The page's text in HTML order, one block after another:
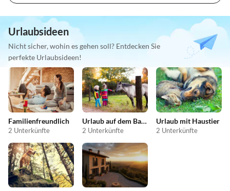
Urlaubsideen
Nicht sicher, wohin es gehen soll? Entdecken Sie
perfekte Urlaubsideen!
Familienfreundlich
2 Unterkünfte
Urlaub auf dem Bauernhof
2 Unterkünfte
Urlaub mit Haustier
2 Unterkünfte